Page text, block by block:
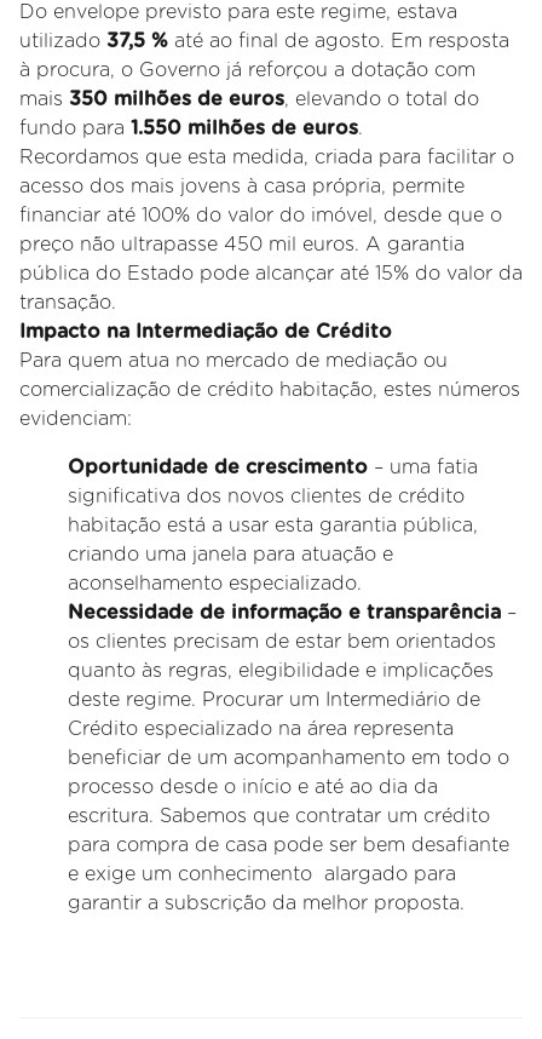
Do envelope previsto para este regime, estava
utilizado 37,5 % até ao final de agosto. Em resposta
à procura, o Governo já reforçou a dotação com
mais 350 milhões de euros, elevando o total do
fundo para 1.550 milhões de euros.
Recordamos que esta medida, criada para facilitar o
acesso dos mais jovens à casa própria, permite
financiar até 100% do valor do imóvel, desde que o
preço não ultrapasse 450 mil euros. A garantia
pública do Estado pode alcançar até 15% do valor da
transação.
Impacto na Intermediação de Crédito
Para quem atua no mercado de mediação ou
comercialização de crédito habitação, estes números
evidenciam:
Oportunidade de crescimento – uma fatia
significativa dos novos clientes de crédito
habitação está a usar esta garantia pública,
criando uma janela para atuação e
aconselhamento especializado.
Necessidade de informação e transparência –
os clientes precisam de estar bem orientados
quanto às regras, elegibilidade e implicações
deste regime. Procurar um Intermediário de
Crédito especializado na área representa
beneficiar de um acompanhamento em todo o
processo desde o início e até ao dia da
escritura. Sabemos que contratar um crédito
para compra de casa pode ser bem desafiante
e exige um conhecimento alargado para
garantir a subscrição da melhor proposta.